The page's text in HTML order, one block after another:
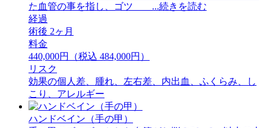
た血管の事を指し、ゴツ ...続きを読む
経過
術後 2ヶ月
料金
440,000円（税込 484,000円）
リスク
効果の個人差、腫れ、左右差、内出血、ふくらみ、し
こり、アレルギー
ハンドベイン（手の甲）